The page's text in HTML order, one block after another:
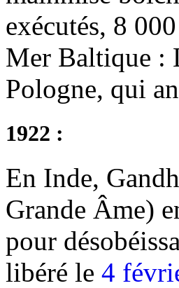
exécutés, 8
Mer Baltique :
Pologne, qui
1922 :
En Inde,
Grande Âme)
pour
libéré le 4